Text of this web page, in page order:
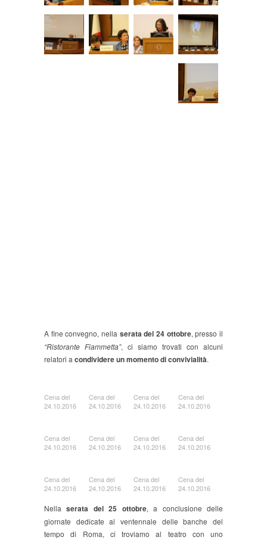
delle
Banche
del
di
Roma
Settimana
Nazionale
A fine convegno, nella serata del 24 ottobre, presso il
“Ristorante Fiammetta”, ci siamo trovati con alcuni
relatori a condividere un momento di convivialità.
Cena del
24.10.2016
Cena del
24.10.2016
Cena del
24.10.2016
Cena del
24.10.2016
Cena del
24.10.2016
Cena del
24.10.2016
Cena del
24.10.2016
Cena del
24.10.2016
Cena del
24.10.2016
Cena del
24.10.2016
Cena del
24.10.2016
Cena del
24.10.2016
Nellaserata del 25 ottobre, a conclusione delle
giornate dedicate al ventennale delle banche del
tempo di Roma, ci troviamo al teatro con uno